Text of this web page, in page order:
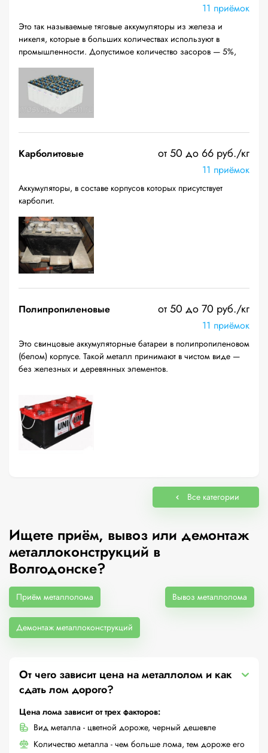
11 приёмок
Это так называемые тяговые аккумуляторы из железа и
никеля, которые в больших количествах используют в
промышленности. Допустимое количество засоров — 5%,
Карболитовые от 50 до 66 руб./кг
11 приёмок
Аккумуляторы, в составе корпусов которых присутствует
карболит.
Полипропиленовые от 50 до 70 руб./кг
11 приёмок
Это свинцовые аккумуляторные батареи в полипропиленовом
(белом) корпусе. Такой металл принимают в чистом виде —
без железных и деревянных элементов.
Все категории
Ищете приём, вывоз или демонтаж
металлоконструкций в
Волгодонске?
Приём металлолома Вывоз металлолома
Демонтаж металлоконструкций
От чего зависит цена на металлолом и как
сдать лом дорого?
Цена лома зависит от трех факторов:
Вид металла - цветной дороже, черный дешевле
Количество металла - чем больше лома, тем дороже его